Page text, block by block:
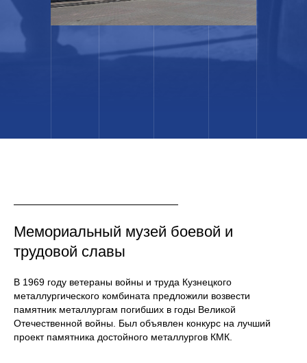
Мемориальный музей боевой и
трудовой славы
В 1969 году ветераны войны и труда Кузнецкого
металлургического комбината предложили возвести
памятник металлургам погибших в годы Великой
Отечественной войны. Был объявлен конкурс на лучший
проект памятника достойного металлургов КМК.